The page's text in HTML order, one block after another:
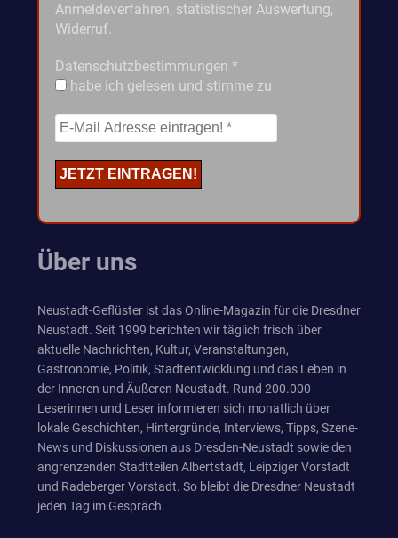
Anmeldeverfahren, statistischer Auswertung,
Widerruf.
Datenschutzbestimmungen *
habe ich gelesen und stimme zu
Über uns
Neustadt-Geflüster ist das Online-Magazin für die Dresdner
Neustadt. Seit 1999 berichten wir täglich frisch über
aktuelle Nachrichten, Kultur, Veranstaltungen,
Gastronomie, Politik, Stadtentwicklung und das Leben in
der Inneren und Äußeren Neustadt. Rund 200.000
Leserinnen und Leser informieren sich monatlich über
lokale Geschichten, Hintergründe, Interviews, Tipps, Szene-
News und Diskussionen aus Dresden-Neustadt sowie den
angrenzenden Stadtteilen Albertstadt, Leipziger Vorstadt
und Radeberger Vorstadt. So bleibt die Dresdner Neustadt
jeden Tag im Gespräch.